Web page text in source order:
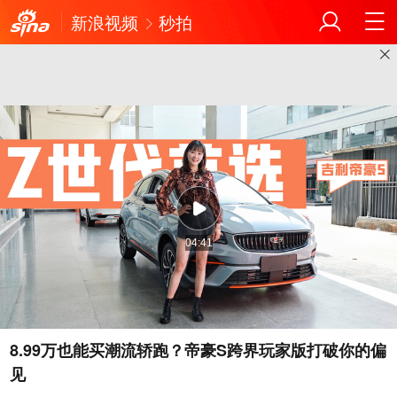
新浪视频 秒拍
04:41
8.99万也能买潮流轿跑？帝豪S跨界玩家版打破你的偏
见